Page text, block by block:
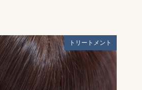
トリートメント